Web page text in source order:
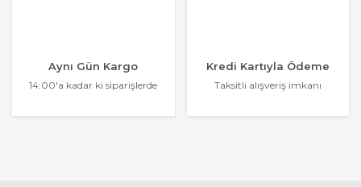
Aynı Gün Kargo
14:00'a kadar ki siparişlerde
Kredi Kartıyla Ödeme
Taksitli alışveriş imkanı